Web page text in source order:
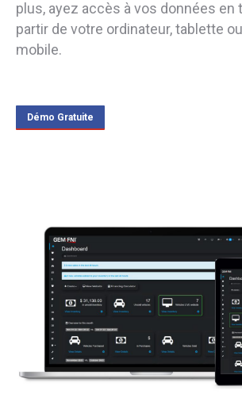
plus, ayez accès à vos données en
partir de votre ordinateur, tablette
mobile.
Démo Gratuite